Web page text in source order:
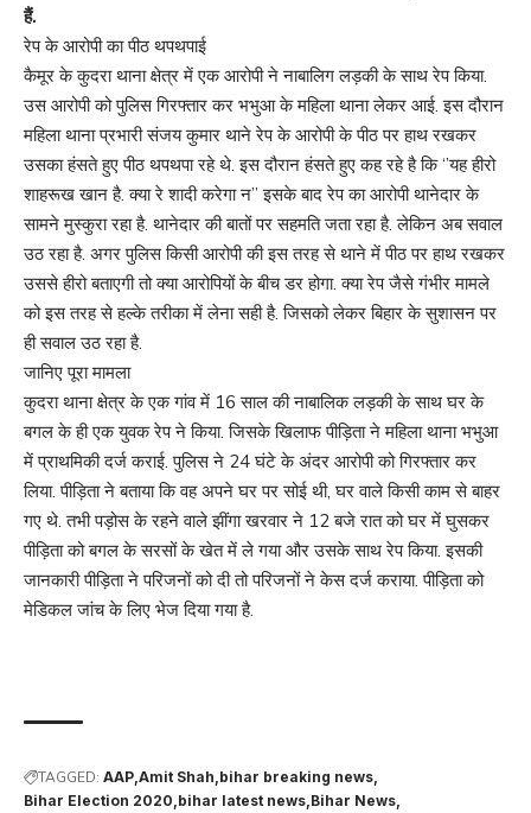
हैं.
रेप के आरोपी का पीठ थपथपाई
कैमूर के कुदरा थाना क्षेत्र में एक आरोपी ने नाबालिग लड़की के साथ रेप किया.
उस आरोपी को पुलिस गिरफ्तार कर भभुआ के महिला थाना लेकर आई. इस दौरान
महिला थाना प्रभारी संजय कुमार थाने रेप के आरोपी के पीठ पर हाथ रखकर
उसका हंसते हुए पीठ थपथपा रहे थे. इस दौरान हंसते हुए कह रहे है कि ‘’यह हीरो
शाहरूख खान है. क्या रे शादी करेगा न’’ इसके बाद रेप का आरोपी थानेदार के
सामने मुस्कुरा रहा है. थानेदार की बातों पर सहमति जता रहा है. लेकिन अब सवाल
उठ रहा है. अगर पुलिस किसी आरोपी की इस तरह से थाने में पीठ पर हाथ रखकर
उससे हीरो बताएगी तो क्या आरोपियों के बीच डर होगा. क्या रेप जैसे गंभीर मामले
को इस तरह से हल्के तरीका में लेना सही है. जिसको लेकर बिहार के सुशासन पर
ही सवाल उठ रहा है.
जानिए पूरा मामला
कुदरा थाना क्षेत्र के एक गांव में 16 साल की नाबालिक लड़की के साथ घर के
बगल के ही एक युवक रेप ने किया. जिसके खिलाफ पीड़िता ने महिला थाना भभुआ
में प्राथमिकी दर्ज कराई. पुलिस ने 24 घंटे के अंदर आरोपी को गिरफ्तार कर
लिया. पीड़िता ने बताया कि वह अपने घर पर सोई थी, घर वाले किसी काम से बाहर
गए थे. तभी पड़ोस के रहने वाले झींगा खरवार ने 12 बजे रात को घर में घुसकर
पीड़िता को बगल के सरसों के खेत में ले गया और उसके साथ रेप किया. इसकी
जानकारी पीड़िता ने परिजनों को दी तो परिजनों ने केस दर्ज कराया. पीड़िता को
मेडिकल जांच के लिए भेज दिया गया है.
TAGGED: AAP Amit Shah bihar breaking news
Bihar Election 2020 bihar latest news Bihar News